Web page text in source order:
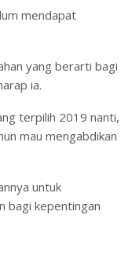
mendapat
yang berarti bagi
ia.
terpilih 2019 nanti,
mau mengabdikan
untuk
bagi kepentingan